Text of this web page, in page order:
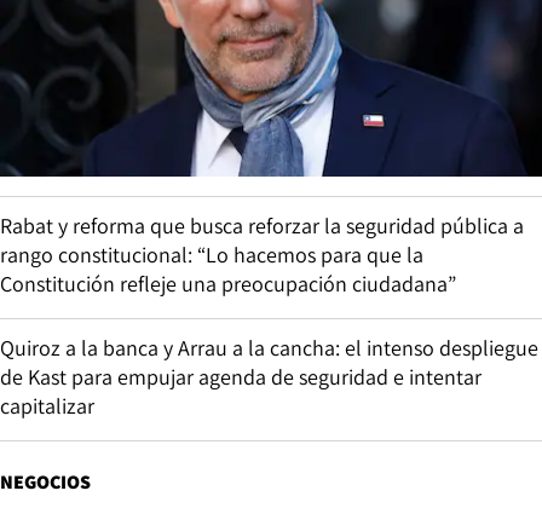
Rabat y reforma que busca reforzar la seguridad pública a
rango constitucional: “Lo hacemos para que la
Constitución refleje una preocupación ciudadana”
Quiroz a la banca y Arrau a la cancha: el intenso despliegue
de Kast para empujar agenda de seguridad e intentar
capitalizar
NEGOCIOS